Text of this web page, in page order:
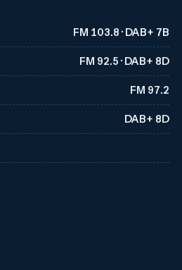
FM 103.8 · DAB+ 7B
FM 92.5 · DAB+ 8D
FM 97.2
DAB+ 8D